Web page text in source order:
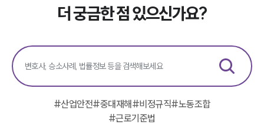
더 궁금한 점 있으신가요?
#산업안전#중대재해 #비정규직#노동조합
#근로기준법